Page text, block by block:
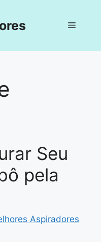
Menu
Seu
pela
Aspiradores